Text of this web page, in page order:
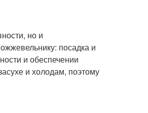
но и
посадка и
и обеспечении
и холодам, поэтому